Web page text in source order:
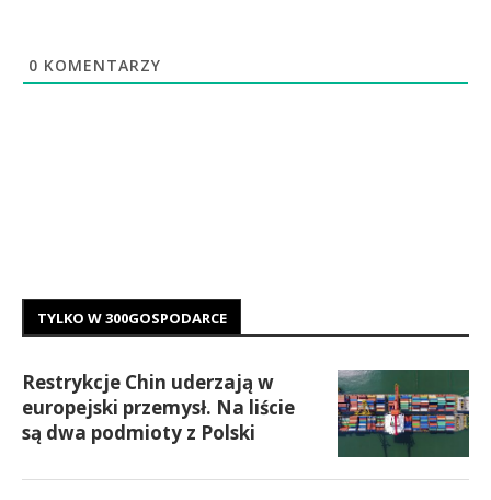
0 KOMENTARZY
TYLKO W 300GOSPODARCE
Restrykcje Chin uderzają w
europejski przemysł. Na liście
są dwa podmioty z Polski